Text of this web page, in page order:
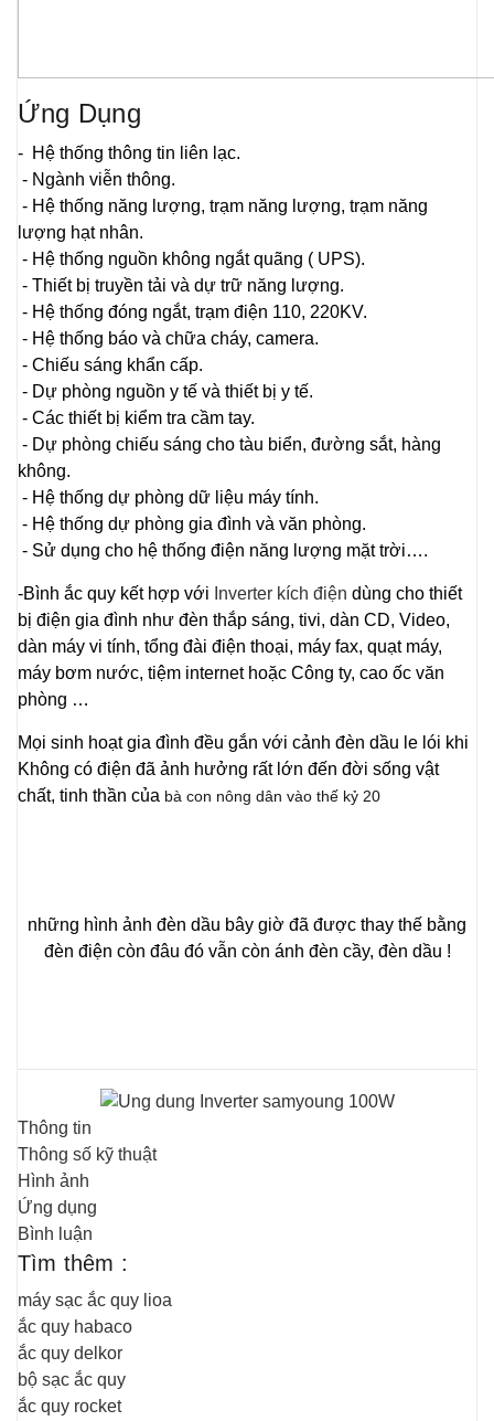
Ứng Dụng
- Hệ thống thông tin liên lạc.
- Ngành viễn thông.
- Hệ thống năng lượng, trạm năng lượng, trạm năng
lượng hạt nhân.
- Hệ thống nguồn không ngắt quãng ( UPS).
- Thiết bị truyền tải và dự trữ năng lượng.
- Hệ thống đóng ngắt, trạm điện 110, 220KV.
- Hệ thống báo và chữa cháy, camera.
- Chiếu sáng khẩn cấp.
- Dự phòng nguồn y tế và thiết bị y tế.
- Các thiết bị kiểm tra cầm tay.
- Dự phòng chiếu sáng cho tàu biển, đường sắt, hàng
không.
- Hệ thống dự phòng dữ liệu máy tính.
- Hệ thống dự phòng gia đình và văn phòng.
- Sử dụng cho hệ thống điện năng lượng mặt trời….
-Bình ắc quy kết hợp với Inverter kích điện dùng cho thiết
bị điện gia đình như đèn thắp sáng, tivi, dàn CD, Video,
dàn máy vi tính, tổng đài điện thoại, máy fax, quạt máy,
máy bơm nước, tiệm internet hoặc Công ty, cao ốc văn
phòng …
Mọi sinh hoạt gia đình đều gắn với cảnh đèn dầu le lói khi
Không có điện đã ảnh hưởng rất lớn đến đời sống vật
chất, tinh thần của bà con nông dân vào thế kỷ 20
những hình ảnh đèn dầu bây giờ đã được thay thế bằng
đèn điện còn đâu đó vẫn còn ánh đèn cầy, đèn dầu !
Thông tin
Thông số kỹ thuật
Hình ảnh
Ứng dụng
Bình luận
Tìm thêm :
máy sạc ắc quy lioa
ắc quy habaco
ắc quy delkor
bộ sạc ắc quy
ắc quy rocket